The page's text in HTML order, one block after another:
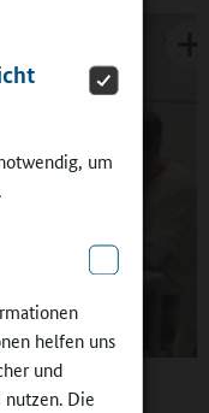
um
helfen uns
und
nutzen. Die